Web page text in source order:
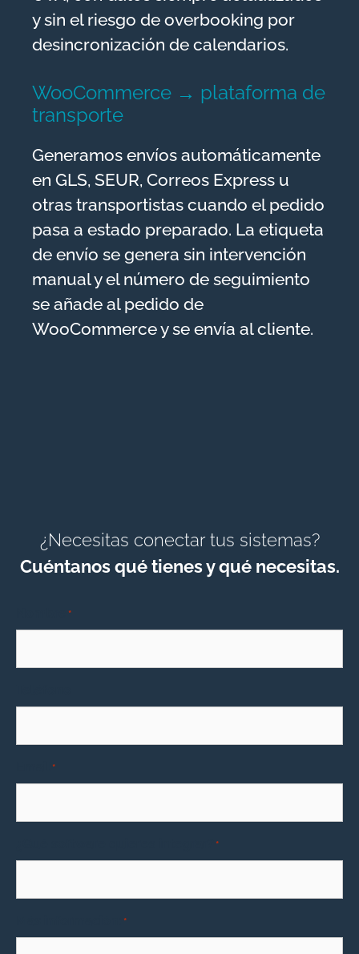
y sin el riesgo de overbooking por
desincronización de calendarios.
WooCommerce → plataforma de
transporte
Generamos envíos automáticamente
en GLS, SEUR, Correos Express u
otras transportistas cuando el pedido
pasa a estado preparado. La etiqueta
de envío se genera sin intervención
manual y el número de seguimiento
se añade al pedido de
WooCommerce y se envía al cliente.
¿Necesitas conectar tus sistemas?
Cuéntanos qué tienes y qué necesitas.
*
*
*
*